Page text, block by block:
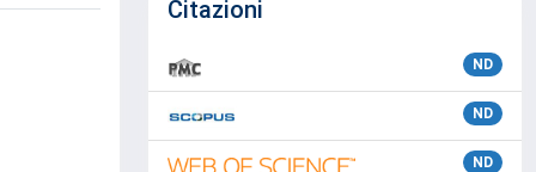
Citazioni
ND
ND
ND